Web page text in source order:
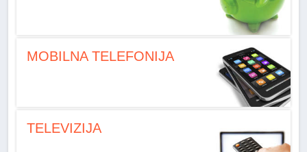
MOBILNA TELEFONIJA
TELEVIZIJA